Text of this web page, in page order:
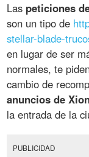
Las peticiones
son un tipo de
stellar-blade-
en lugar de ser
normales, te
cambio de
anuncios de
la entrada de la
PUBLICIDAD